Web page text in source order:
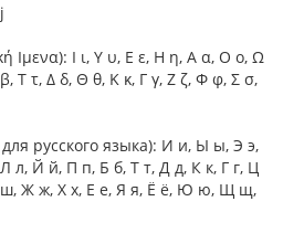
Ιμενα): Ι ι, Υ υ, Ε ε, Η η, Α α, Ο ο, Ω
Τ τ, Δ δ, Θ θ, Κ κ, Γ γ, Ζ ζ, Φ φ, Σ σ,
русского языка): И и, Ы ы, Э э,
л, Й й, П п, Б б, Т т, Д д, К к, Г г, Ц
Ж ж, Х х, Е е, Я я, Ё ё, Ю ю, Щ щ,